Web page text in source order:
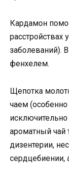
Кардамон
расстройствах
заболеваний). В
фенхелем.
Щепотка
чаем
ароматный чай
дизентерии,
сердцебиении,